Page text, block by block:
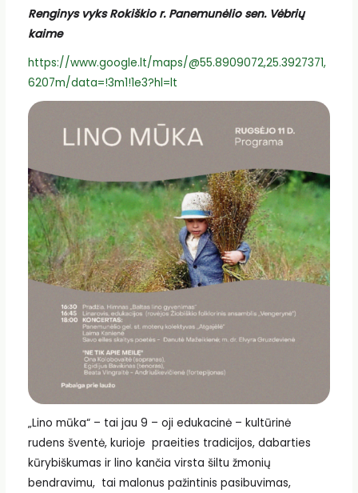
Renginys vyks Rokiškio r. Panemunėlio sen. Vėbrių
kaime
https://www.google.lt/maps/@55.8909072,25.3927371,
6207m/data=!3m1!1e3?hl=lt
„Lino mūka“ – tai jau 9 – oji edukacinė – kultūrinė
rudens šventė, kurioje praeities tradicijos, dabarties
kūrybiškumas ir lino kančia virsta šiltu žmonių
bendravimu, tai malonus pažintinis pasibuvimas,